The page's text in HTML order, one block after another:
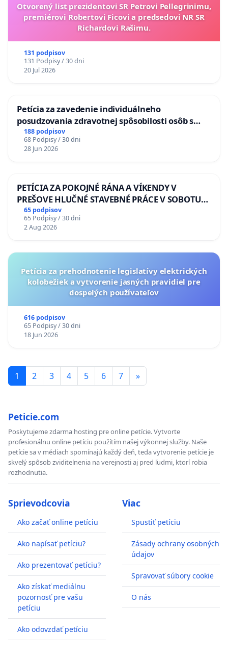
Otvorený list prezidentovi SR Petrovi Pellegrinimu,
premiérovi Robertovi Ficovi a predsedovi NR SR
Richardovi Rašimu.
131 podpisov
131 Podpisy / 30 dni
20 Jul 2026
Petícia za zavedenie individuálneho
posudzovania zdravotnej spôsobilosti osôb s
diabetom 1. a 2. typu pri prijímaní do
Policajného zboru SR
188 podpisov
68 Podpisy / 30 dni
28 Jun 2026
PETÍCIA ZA POKOJNÉ RÁNA A VÍKENDY V
PREŠOVE HLUČNÉ STAVEBNÉ PRÁCE V SOBOTU
LEN OD 9.00 DO 13.00 HOD., CEZ PRACOVNÝ
TÝŽDEŇ CIEĽ 8.00 – 18.00 HOD. A PRAVIDELNÁ
KONTROLA STAVBY C-AREA NA
65 podpisov
65 Podpisy / 30 dni
2 Aug 2026
Petícia za prehodnotenie legislatívy elektrických
kolobežiek a vytvorenie jasných pravidiel pre
dospelých používateľov
616 podpisov
65 Podpisy / 30 dni
18 Jun 2026
1 2 3 4 5 6 7 »
Peticie.com
Poskytujeme zdarma hosting pre online petície. Vytvorte
profesionálnu online petíciu použítím našej výkonnej služby. Naše
petície sa v médiach spomínajú každý deň, teda vytvorenie petície je
skvelý spôsob zviditelnenia na verejnosti aj pred ľudmi, ktorí robia
rozhodnutia.
Sprievodcovia
Ako začať online petíciu
Ako napísať petíciu?
Ako prezentovať petíciu?
Ako získať mediálnu
pozornosť pre vašu
petíciu
Ako odovzdať petíciu
Viac
Spustiť petíciu
Zásady ochrany osobných
údajov
Spravovať súbory cookie
O nás